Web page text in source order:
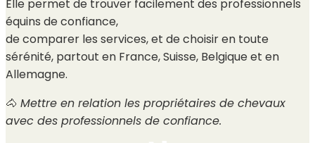
Elle permet de trouver facilement des professionnels
équins de confiance,
de comparer les services, et de choisir en toute
sérénité, partout en France, Suisse, Belgique et en
Allemagne.
🐴 Mettre en relation les propriétaires de chevaux
avec des professionnels de confiance.